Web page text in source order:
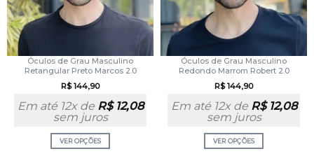
Óculos de Grau Masculino
Retangular Preto Marcos 2.0
R$144,90
Em até 12x de R$12,08
sem juros
VER OPÇÕES
Óculos de Grau Masculino
Redondo Marrom Robert 2.0
R$144,90
Em até 12x de R$12,08
sem juros
VER OPÇÕES